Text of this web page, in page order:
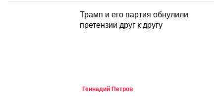
Трамп и его партия обнулили
претензии друг к другу
Геннадий Петров